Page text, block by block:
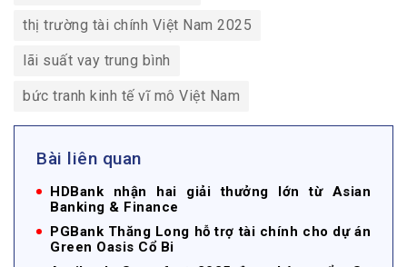
thị trường tài chính Việt Nam 2025
lãi suất vay trung bình
bức tranh kinh tế vĩ mô Việt Nam
Bài liên quan
HDBank nhận hai giải thưởng lớn từ Asian
Banking & Finance
PGBank Thăng Long hỗ trợ tài chính cho dự án
Green Oasis Cổ Bi